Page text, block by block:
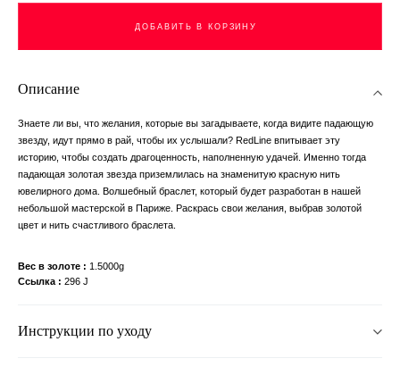
ДОБАВИТЬ В КОРЗИНУ
Описание
Знаете ли вы, что желания, которые вы загадываете, когда видите падающую
звезду, идут прямо в рай, чтобы их услышали? RedLine впитывает эту
историю, чтобы создать драгоценность, наполненную удачей. Именно тогда
падающая золотая звезда приземлилась на знаменитую красную нить
ювелирного дома. Волшебный браслет, который будет разработан в нашей
небольшой мастерской в ​​Париже. Раскрась свои желания, выбрав золотой
цвет и нить счастливого браслета.
Вес в золоте
1.5000g
Ссылка
296 J
Инструкции по уходу